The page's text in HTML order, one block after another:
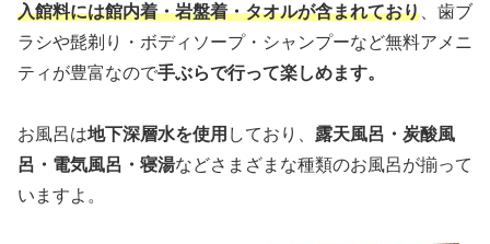
入館料には館内着・岩盤着・タオルが含まれており 、歯ブ
ラシや髭剃り・ボディソープ・シャンプーなど無料アメニ
ティが豊富なので手ぶらで行って楽しめます。
お風呂は地下深層水を使用 しており、 露天風呂・炭酸風
呂・電気風呂・寝湯などさまざまな種類のお風呂が揃って
いますよ。